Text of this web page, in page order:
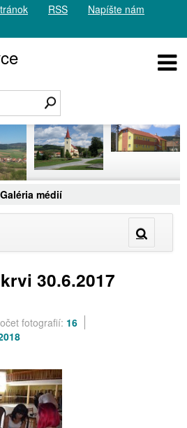
RSS
Napíšte nám
Galéria médií
30.6.2017
fotografií: 16